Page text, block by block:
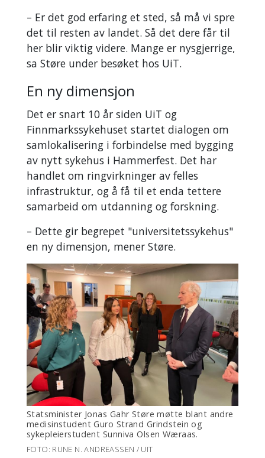
– Er det god erfaring et sted, så må vi spre
det til resten av landet. Så det dere får til
her blir viktig videre. Mange er nysgjerrige,
sa Støre under besøket hos UiT.
En ny dimensjon
Det er snart 10 år siden UiT og
Finnmarkssykehuset startet dialogen om
samlokalisering i forbindelse med bygging
av nytt sykehus i Hammerfest. Det har
handlet om ringvirkninger av felles
infrastruktur, og å få til et enda tettere
samarbeid om utdanning og forskning.
– Dette gir begrepet "universitetssykehus"
en ny dimensjon, mener Støre.
Statsminister Jonas Gahr Støre møtte blant andre
medisinstudent Guro Strand Grindstein og
sykepleierstudent Sunniva Olsen Wæraas.
FOTO: RUNE N. ANDREASSEN / UIT